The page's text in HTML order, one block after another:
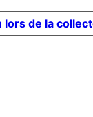
lors de la